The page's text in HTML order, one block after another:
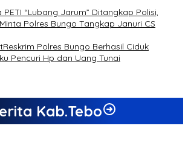
PETI “Lubang Jarum” Ditangkap Polisi,
Polres Bungo Tangkap Januri CS
Polres Bungo Berhasil Ciduk
Pencuri Hp dan Uang Tunai
Kab.Tebo